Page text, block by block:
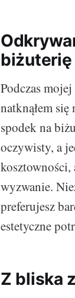
biżuterię
Podczas
natknąłem
spodek na
oczywisty, a
kosztowności,
wyzwanie.
preferujesz
estetyczne
Z bliska